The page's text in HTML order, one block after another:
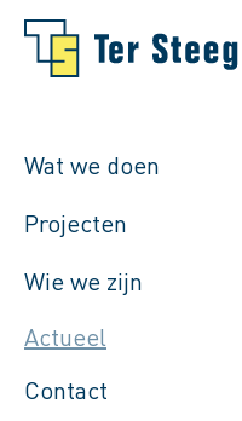
Wat we doen
Projecten
Wie we zijn
Actueel
Contact